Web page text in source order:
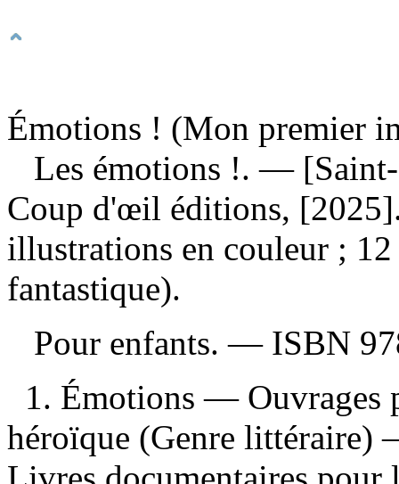
Émotions ! (Mon premier
Les émotions !. — [Saint-
Coup d'œil éditions,
illustrations en couleur ;
fantastique).
Pour enfants. — ISBN
1. Émotions — Ouvrages
héroïque (Genre littéraire)